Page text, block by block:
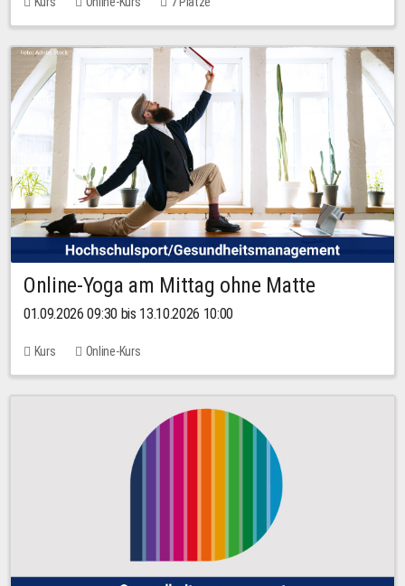
Online-Yoga am Mittag ohne Matte
01.09.2026 09:30 bis 13.10.2026 10:00
Kurs Online-Kurs